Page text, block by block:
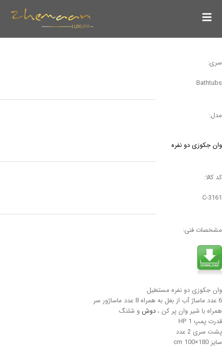
سری:
Bathtubs
مدل:
وان جکوزی دو نفره
کد کالا:
C-3161
مشخصات فنی:
وان جکوزی دو نفره مستطیل
6 عدد ماساژ آب از بغل به همراه 8 عدد ماساژور سر
همراه با شیر وان پر کن ، دوشو شلنگ
قدرت پمپ 1 HP
پشت سری 2 عدد
سایز 180×100 cm